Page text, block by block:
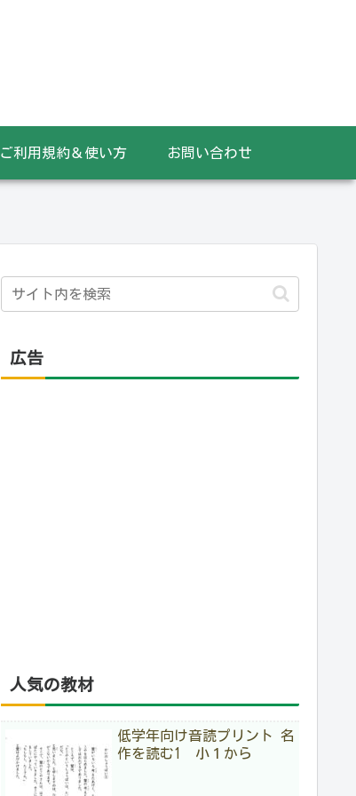
ご利用規約＆使い方 お問い合わせ
広告
人気の教材
低学年向け音読プリント 名
作を読む1 小１から